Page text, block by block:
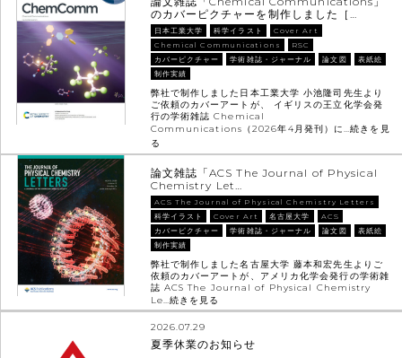
のカバーピクチャーを制作しました［…
日本工業大学 科学イラスト
Cover Art
Chemical Communications
RSC
カバーピクチャー
学術雑誌・ジャーナル 論文図
表紙絵
制作実績
弊社で制作しました日本工業大学 小池隆司先生より
ご依頼のカバーアートが、 イギリスの王立化学会発
行の学術雑誌 Chemical
Communications（2026年4月発刊）に…続きを見
る
論文雑誌「ACS The Journal of Physical
Chemistry Let…
ACS The Journal of Physical Chemistry Letters
科学イラスト
Cover Art 名古屋大学
ACS
カバーピクチャー
学術雑誌・ジャーナル 論文図
表紙絵
制作実績
弊社で制作しました名古屋大学 藤本和宏先生よりご
依頼のカバーアートが、アメリカ化学会発行の学術雑
誌 ACS The Journal of Physical Chemistry
Le…続きを見る
2026.07.29
夏季休業のお知らせ